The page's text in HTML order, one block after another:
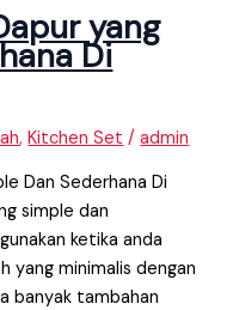
yang
Di
,Kitchen Set /admin
Dan Sederhana Di
simple dan
ketika anda
yang minimalis dengan
banyak tambahan